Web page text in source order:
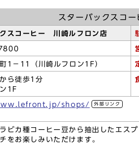
スターバックスコ
スコーヒー 川崎ルフロン店
1－11（川崎ルフロン1F）
ら徒歩1分
1F
shops/ 外部リンク
ビカ種コーヒー豆から抽出したエス
をお楽しみいただけます。